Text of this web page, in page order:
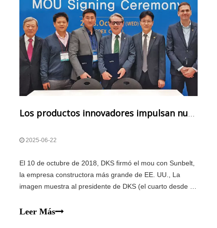
Los productos innovadores impulsan nuevos avances en el mercado global
2025-06-22
El 10 de octubre de 2018, DKS firmó el mou con Sunbelt,
la empresa constructora más grande de EE. UU., La
imagen muestra al presidente de DKS (el cuarto desde la
relevante de esta exposición presentará el mega haz y el
Leer Más